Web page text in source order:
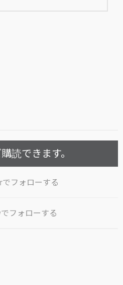
読できます。
でフォローする
でフォローする